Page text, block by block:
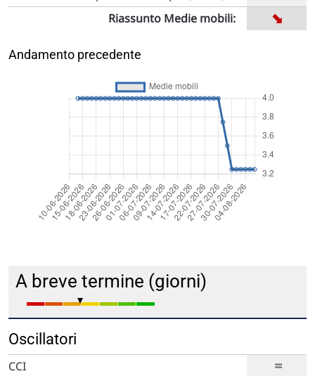
Riassunto Medie mobili: ➡
Andamento precedente
A breve termine (giorni)
Oscillatori
CCI =